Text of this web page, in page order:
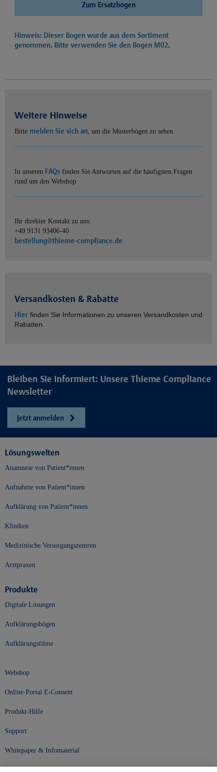
Zum Ersatzbogen
Hinweis: Dieser Bogen wurde aus dem Sortiment
genommen. Bitte verwenden Sie den Bogen M02.
Weitere Hinweise
Bitte melden Sie sich an, um die Musterbögen zu sehen.
In unseren FAQs finden Sie Antworten auf die häufigsten Fragen
rund um den Webshop.
Ihr direkter Kontakt zu uns:
+49 9131 93406-40
bestellung@thieme-compliance.de
Versandkosten & Rabatte
Hier finden Sie Informationen zu unseren Versandkosten und
Rabatten.
Bleiben Sie informiert: Unsere Thieme Compliance
Newsletter
Jetzt anmelden
Lösungswelten
Anamnese von Patient*innen
Aufnahme von Patient*innen
Aufklärung von Patient*innen
Kliniken
Medizinische Versorgungszentren
Arztpraxen
Produkte
Digitale Lösungen
Aufklärungsbögen
Aufklärungsfilme
Webshop
Online-Portal E-Consent
Produkt-Hilfe
Support
Whitepaper & Infomaterial